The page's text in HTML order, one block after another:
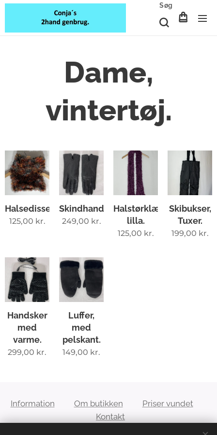
Søg
Dame,
vintertøj.
Halsedisse.
125,00 kr.
Skindhandsker.
249,00 kr.
Halstørklæde,
lilla.
125,00 kr.
Skibukser,
Tuxer.
199,00 kr.
Handsker
med
varme.
299,00 kr.
Luffer,
med
pelskant.
149,00 kr.
Information Om butikken
Priser vundet
Kontakt